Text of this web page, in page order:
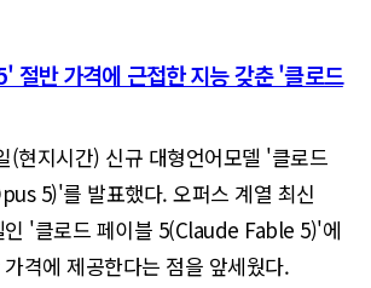
절반 가격에 근접한 지능 갖춘 '클로드
(현지시간) 신규 대형언어모델 '클로드
5)'를 발표했다. 오퍼스 계열 최신
'클로드 페이블 5(Claude Fable 5)'에
격에 제공한다는 점을 앞세웠다.